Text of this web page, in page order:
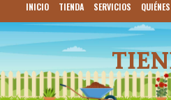
INICIO TIENDA SERVICIOS